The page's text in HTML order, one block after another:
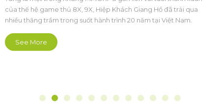
của thế hệ game thủ 8X, 9X, Hiệp Khách Giang Hồ đã trải qua
nhiều thăng trầm trong suốt hành trình 20 năm tại Việt Nam.
See More